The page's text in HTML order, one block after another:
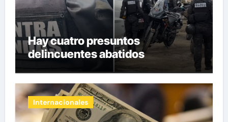
Hay cuatro presuntos
delincuentes abatidos
Internacionales